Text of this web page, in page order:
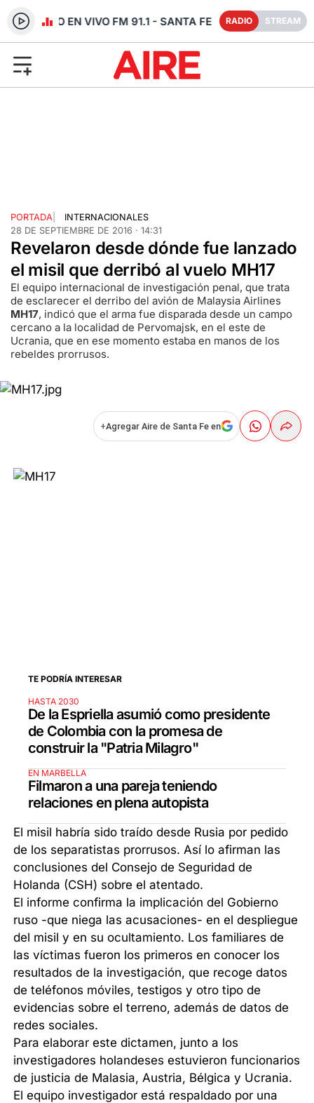
RADIO EN VIVO FM 91.1 - SANTA FE RADIO STREAM
PORTADA
INTERNACIONALES
28 DE SEPTIEMBRE DE 2016 · 14:31
Revelaron desde dónde fue lanzado
el misil que derribó al vuelo MH17
El equipo internacional de investigación penal, que trata
de esclarecer el derribo del avión de Malaysia Airlines
MH17, indicó que el arma fue disparada desde un campo
cercano a la localidad de Pervomajsk, en el este de
Ucrania, que en ese momento estaba en manos de los
rebeldes prorrusos.
+Agregar Aire de Santa Fe en
TE PODRÍA INTERESAR
HASTA 2030
De la Espriella asumió como presidente
de Colombia con la promesa de
construir la "Patria Milagro"
EN MARBELLA
Filmaron a una pareja teniendo
relaciones en plena autopista
El misil habría sido traído desde Rusia por pedido
de los separatistas prorrusos. Así lo afirman las
conclusiones del Consejo de Seguridad de
Holanda (CSH) sobre el atentado.
El informe confirma la implicación del Gobierno
ruso -que niega las acusaciones- en el despliegue
del misil y en su ocultamiento. Los familiares de
las víctimas fueron los primeros en conocer los
resultados de la investigación, que recoge datos
de teléfonos móviles, testigos y otro tipo de
evidencias sobre el terreno, además de datos de
redes sociales.
Para elaborar este dictamen, junto a los
investigadores holandeses estuvieron funcionarios
de justicia de Malasia, Austria, Bélgica y Ucrania.
El equipo investigador está respaldado por una